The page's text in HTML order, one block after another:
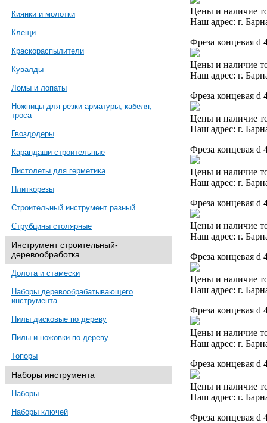
Киянки и молотки
Клещи
Краскораспылители
Кувалды
Ломы и лопаты
Ножницы для резки арматуры, кабеля,
троса
Гвоздодеры
Карандаши строительные
Пистолеты для герметика
Плиткорезы
Строительный инструмент разный
Струбцины столярные
Инструмент строительный-
деревообработка
Долота и стамески
Наборы деревообрабатывающего
инструмента
Пилы дисковые по дереву
Пилы и ножовки по дереву
Топоры
Наборы инструмента
Наборы
Наборы ключей
Цены и наличие
Наш адрес: г.
Фреза концевая
Цены и наличие
Наш адрес: г.
Фреза концевая
Цены и наличие
Наш адрес: г.
Фреза концевая
Цены и наличие
Наш адрес: г.
Фреза концевая
Цены и наличие
Наш адрес: г.
Фреза концевая
Цены и наличие
Наш адрес: г.
Фреза концевая
Цены и наличие
Наш адрес: г.
Фреза концевая
Цены и наличие
Наш адрес: г.
Фреза концевая